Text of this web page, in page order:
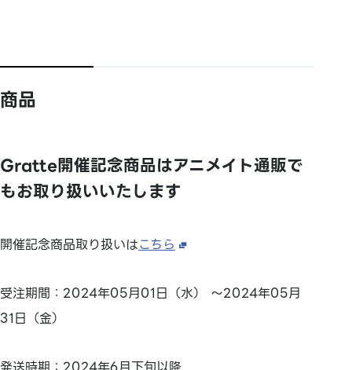
商品
Gratte開催記念商品はアニメイト通販で
もお取り扱いいたします
開催記念商品取り扱いはこちら
受注期間：2024年05月01日（水） ～2024年05月
31日（金）